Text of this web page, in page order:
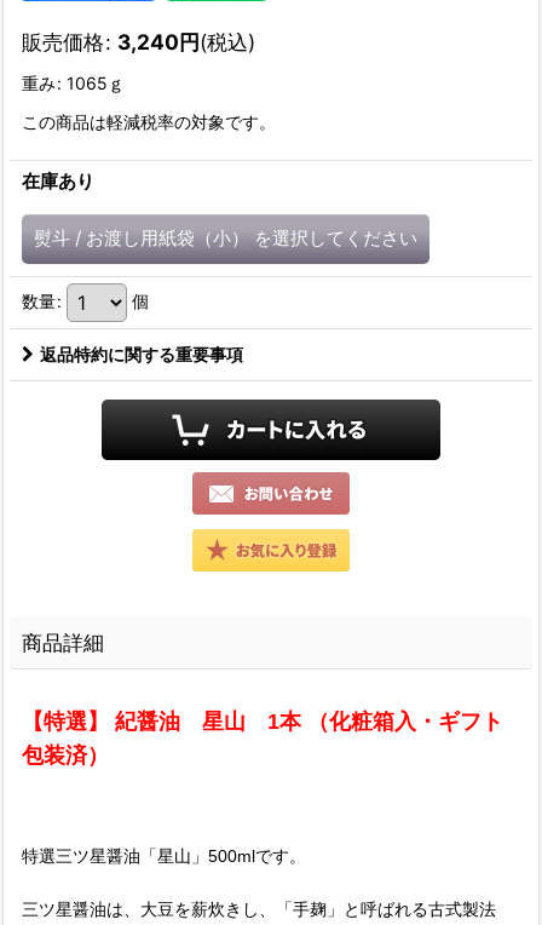
販売価格: 3,240円(税込)
重み: 1065ｇ
この商品は軽減税率の対象です。
在庫あり
熨斗 / お渡し用紙袋（小） を選択してください
数量: 個
返品特約に関する重要事項
商品詳細
【特選】 紀醤油 星山 1本 （化粧箱入・ギフト
包装済）
特選三ツ星醤油「星山」500mlです。
三ツ星醤油は、大豆を薪炊きし、「手麹」と呼ばれる古式製法